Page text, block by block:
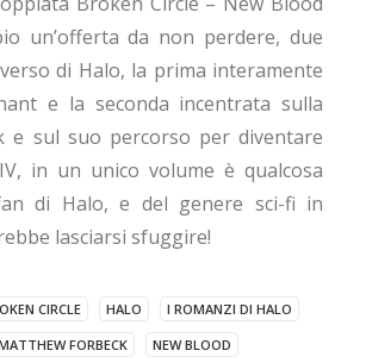
un’offerta da non perdere, due
di Halo, la prima interamente
e la seconda incentrata sulla
e sul suo percorso per diventare
in un unico volume è qualcosa
di Halo, e del genere sci-fi in
lasciarsi sfuggire!
CIRCLE HALO
I ROMANZI DI HALO
FORBECK NEW BLOOD